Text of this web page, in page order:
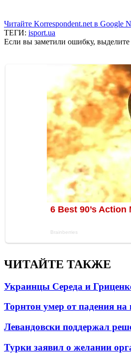
Читайте Korrespondent.net в Google
ТЕГИ: isport.ua
Если вы заметили ошибку,
ЧИТАЙТЕ ТАКЖЕ
Украинцы Середа и
Торнтон умер от падения на
Левандовски поддержал
Турки заявил о желании